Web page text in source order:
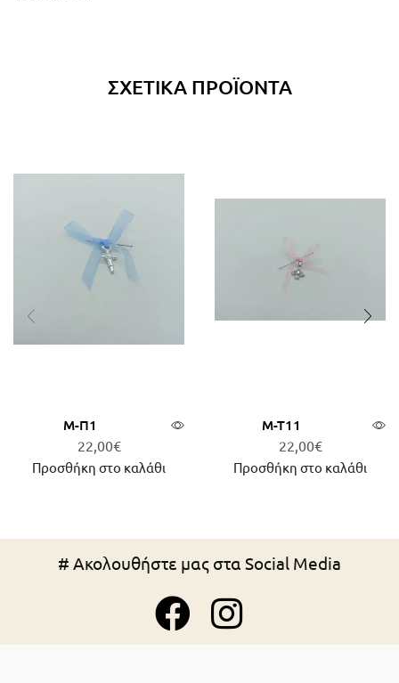
ΣΧΕΤΙΚΆ ΠΡΟΪΌΝΤΑ
Μ-Π1
22,00€
Προσθήκη στο καλάθι
Μ-Τ11
22,00€
Προσθήκη στο καλάθι
# Ακολουθήστε μας στα Social Media